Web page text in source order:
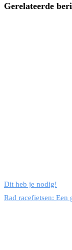
Gerelateerde
Dit heb je nodig!
Rad racefietsen: Een